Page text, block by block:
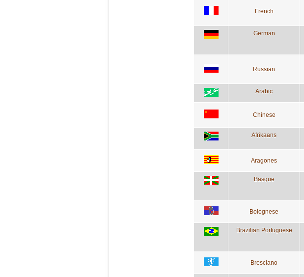
French
German
Russian
Arabic
Chinese
Afrikaans
Aragones
Basque
Bolognese
Brazilian Portuguese
Bresciano